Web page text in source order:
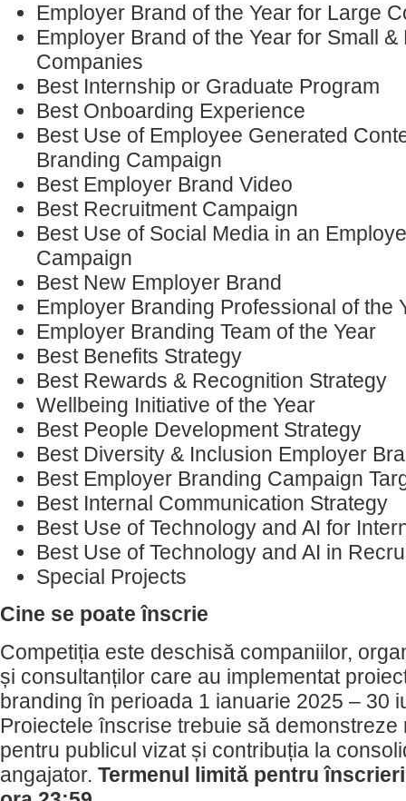
Employer Brand of the Year for Large
Employer Brand of the Year for Small &
Companies
Best Internship or Graduate Program
Best Onboarding Experience
Best Use of Employee Generated
Branding Campaign
Best Employer Brand Video
Best Recruitment Campaign
Best Use of Social Media in an
Campaign
Best New Employer Brand
Employer Branding Professional of the
Employer Branding Team of the Year
Best Benefits Strategy
Best Rewards & Recognition Strategy
Wellbeing Initiative of the Year
Best People Development Strategy
Best Diversity & Inclusion Employer
Best Employer Branding Campaign
Best Internal Communication Strategy
Best Use of Technology and AI for
Best Use of Technology and AI in
Special Projects
Cine se poate înscrie
Competiția este deschisă companiilor,
și consultanților care au implementat
branding în perioada 1 ianuarie 2025 – 30
Proiectele înscrise trebuie să demonstreze
pentru publicul vizat și contribuția la
angajator. Termenul limită pentru